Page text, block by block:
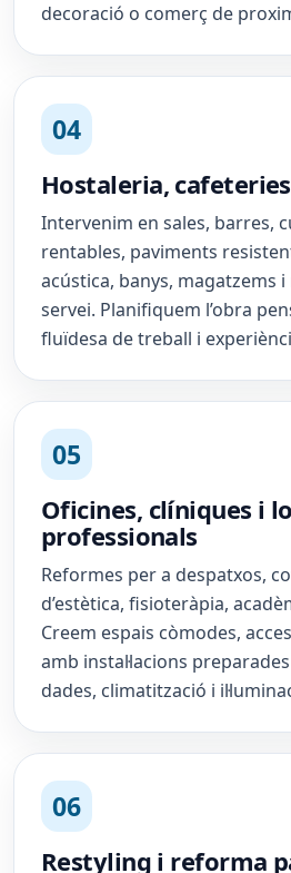
decoració o comerç de
04
Hostaleria,
Intervenim en sales, barres,
rentables, paviments
acústica, banys, magatzems
servei. Planifiquem l’obra
fluïdesa de treball i
05
Oficines, clíniques i
professionals
Reformes per a despatxos,
d’estètica, fisioteràpia,
Creem espais còmodes,
amb instal·lacions
dades, climatització i
06
Restyling i reforma